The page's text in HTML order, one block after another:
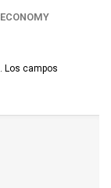
ECONOMY
Los campos